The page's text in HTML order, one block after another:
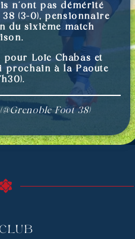
n’ont pas démérité
(3-0), pensionnaire
du sixième match
Loïc Chabas et
prochain à la Paoute
Foot 38)